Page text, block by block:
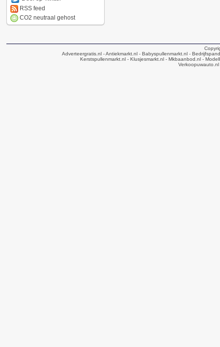
RSS feed
CO2 neutraal gehost
Adverteergratis.nl - Antiekmarkt.nl - Babyspullenmarkt.nl -
Kerstspullenmarkt.nl - Klusjesmarkt.nl - Mkbaanbod.nl -
Verkoopuwauto.nl